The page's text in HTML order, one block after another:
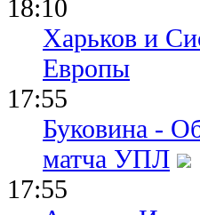
18:10
Харьков и
Европы
17:55
Буковина -
матча УПЛ
17:55